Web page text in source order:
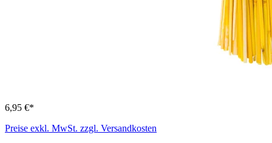
6,95 €*
Preise exkl. MwSt. zzgl. Versandkosten